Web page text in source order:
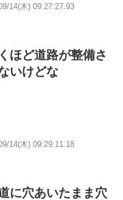
14(木) 09:27:27.93
ほど道路が整備さ
いけどな
14(木) 09:29:11.18
に穴あいたまま穴